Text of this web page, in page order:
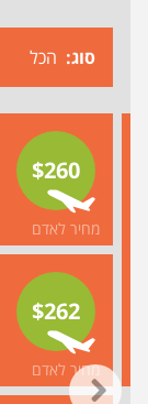
סוג
$260
מחיר לאדם
$262
מחיר לאדם